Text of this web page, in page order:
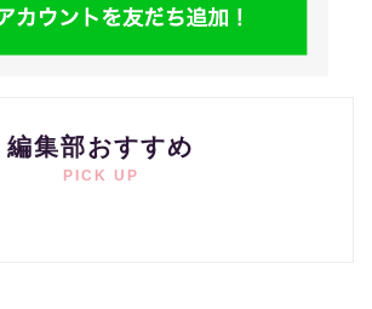
編集部おすすめ
PICK UP